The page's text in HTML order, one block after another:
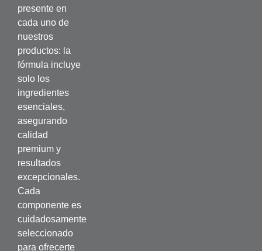
presente en
cada uno de
nuestros
productos: la
fórmula incluye
solo los
ingredientes
esenciales,
asegurando
calidad
premium y
resultados
excepcionales.
Cada
componente es
cuidadosamente
seleccionado
para ofrecerte